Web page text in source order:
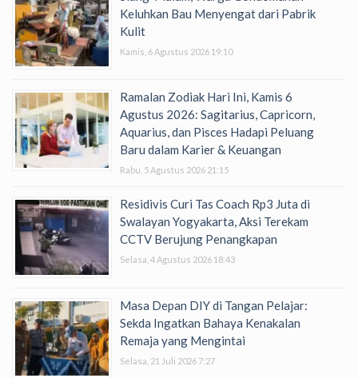
Keluhkan Bau Menyengat dari Pabrik
Kulit
Kamis, 6 Agustus 2026 19:10
Ramalan Zodiak Hari Ini, Kamis 6
Agustus 2026: Sagitarius, Capricorn,
Aquarius, dan Pisces Hadapi Peluang
Baru dalam Karier & Keuangan
Rabu, 5 Agustus 2026 21:15
Residivis Curi Tas Coach Rp3 Juta di
Swalayan Yogyakarta, Aksi Terekam
CCTV Berujung Penangkapan
Selasa, 4 Agustus 2026 18:43
Masa Depan DIY di Tangan Pelajar:
Sekda Ingatkan Bahaya Kenakalan
Remaja yang Mengintai
Selasa, 21 Juli 2026 7:27